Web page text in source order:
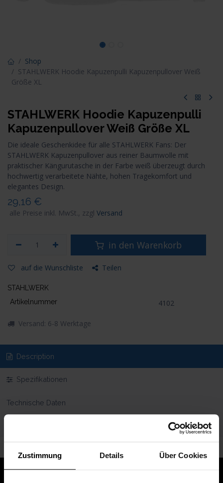
Zustimmung Details Über Cookies
Shop
STAHLWERK Hoodie Kapuzenpulli Kapuzenpullover Weiß
Größe XL
STAHLWERK Hoodie Kapuzenpulli
Kapuzenpullover Weiß Größe XL
Die ideale Geschenkidee für alle STAHLWERK Fans: Der
STAHLWERK Kapuzenpullover aus reiner Baumwolle mit
praktischer Kängurutasche in der Farbe weiß überzeugt durch
hochwertig verarbeitete Nähte, hohen Tragekomfort und
elegantes Design.
29,16 €
alle Preise inkl. MwSt., zzgl Versand
in den Warenkorb
auf die Wunschliste Teilen
STAHLWERK
Artikelnummer
4102
Versand: 6-8 Werktage
Description
Spezifikationen
Technische Daten